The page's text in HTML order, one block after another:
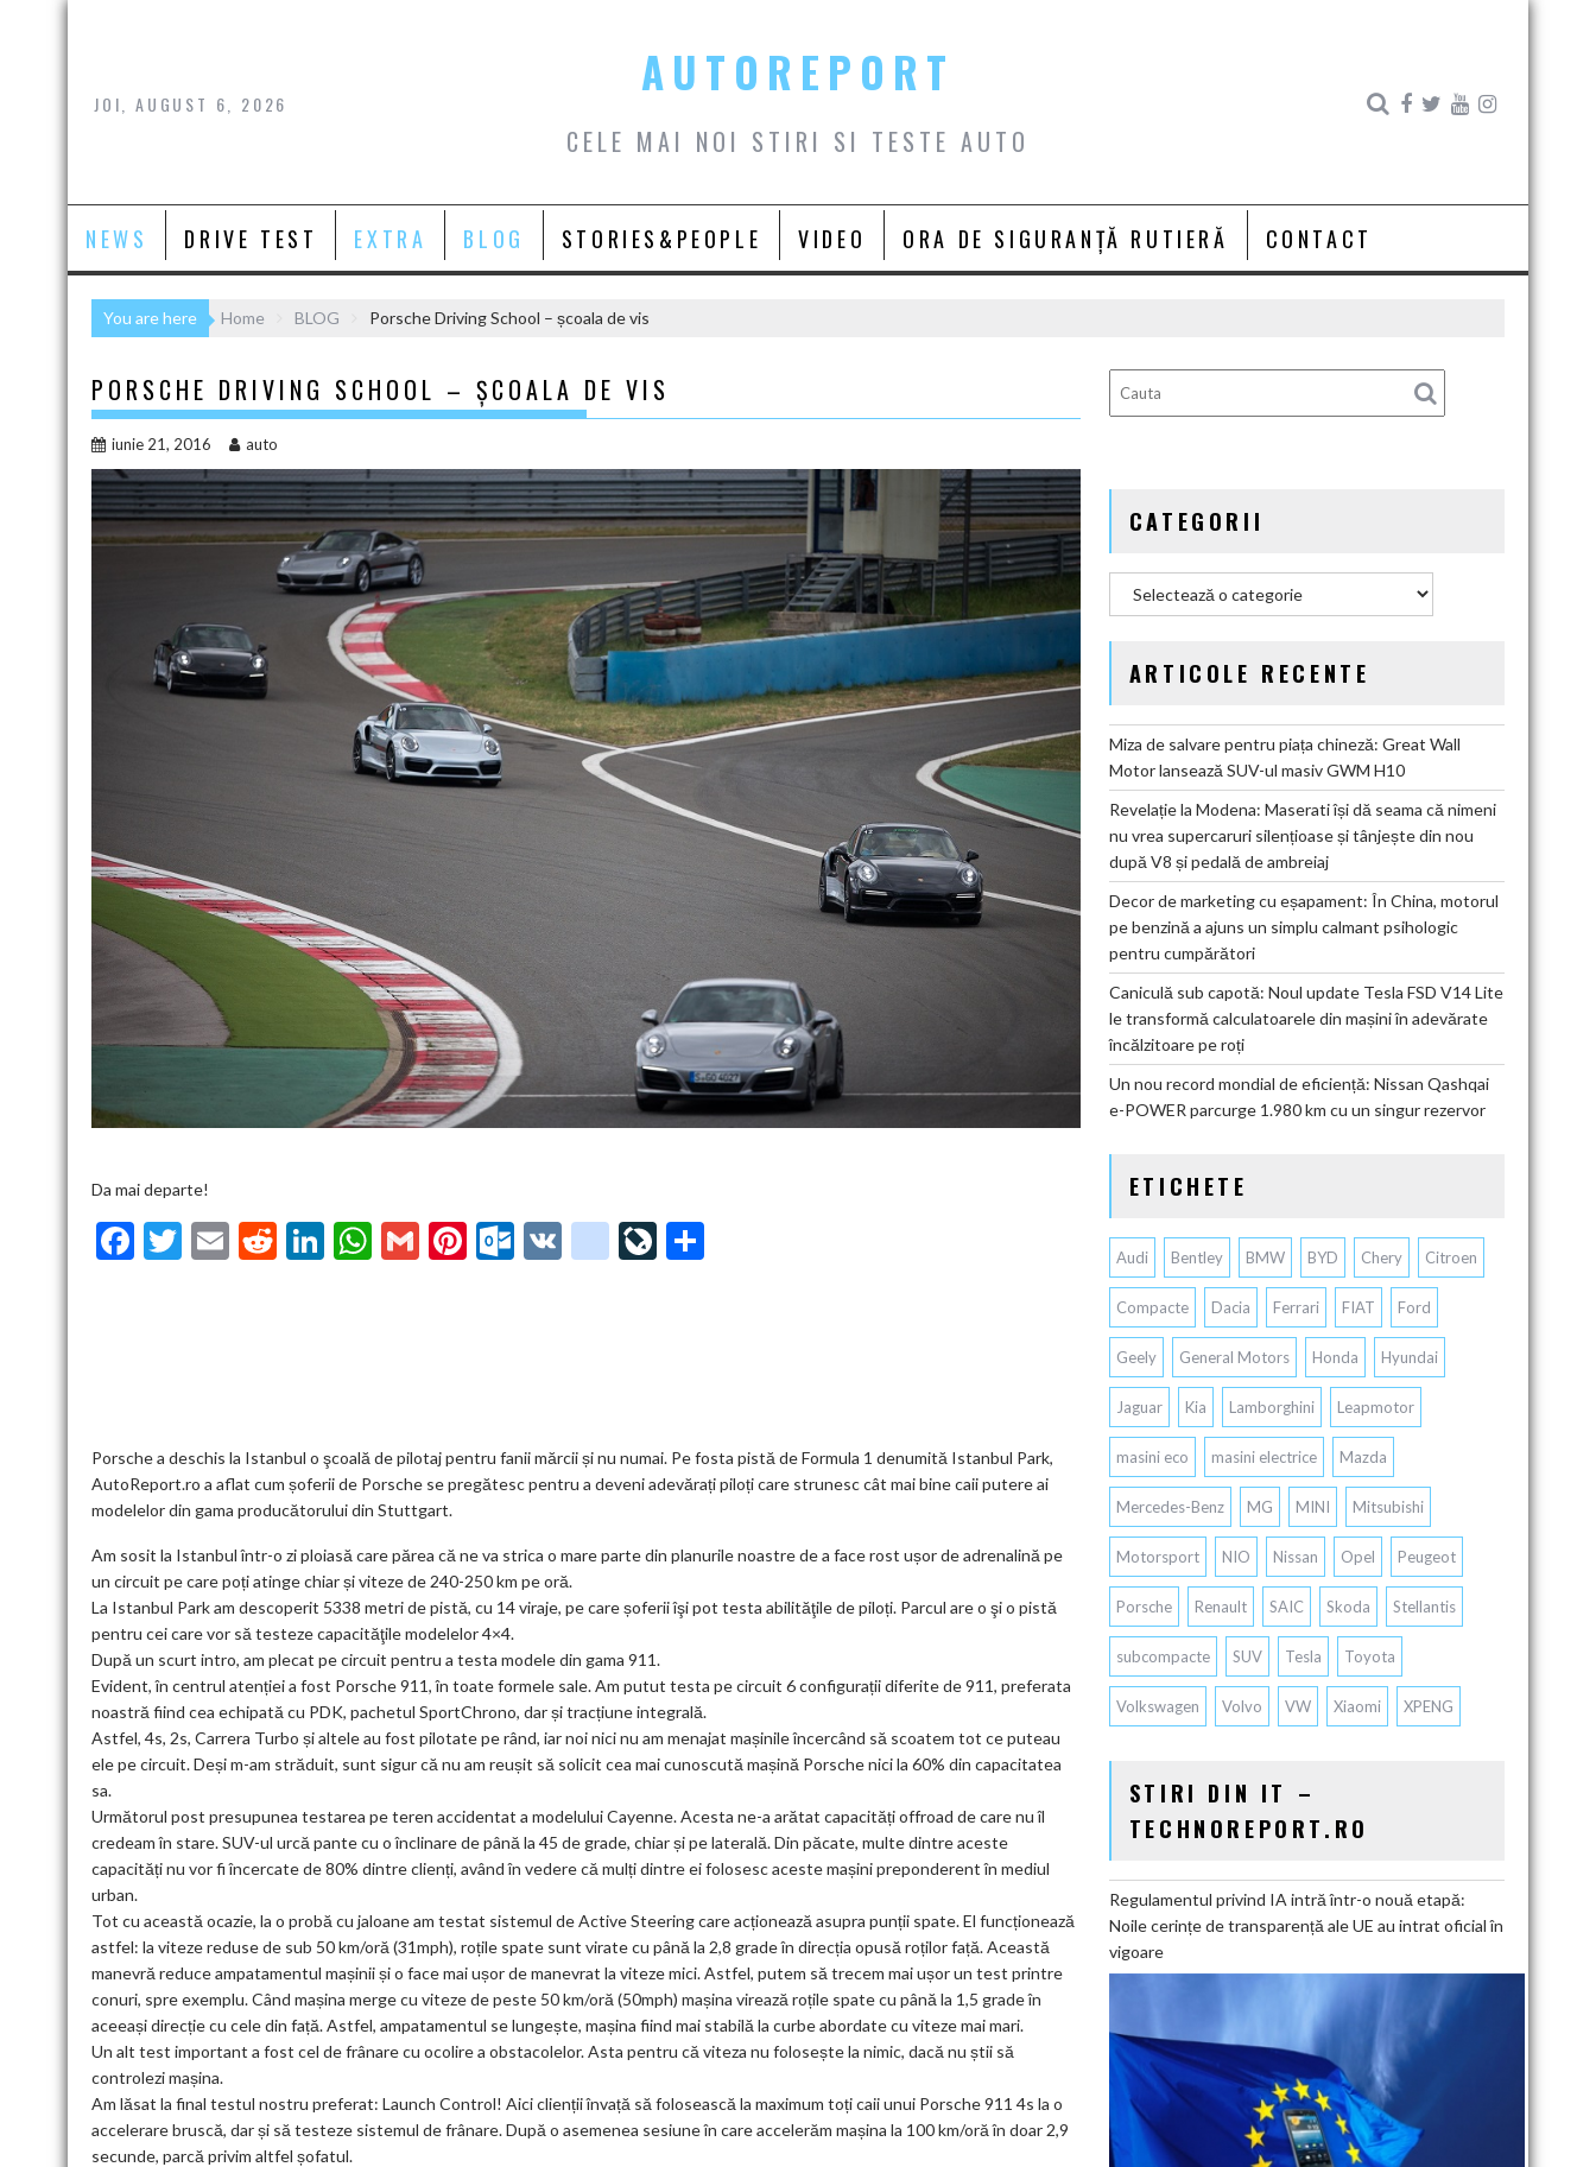
Skip
JOI, AUGUST 6, 2026
AUTOREPORT
CELE MAI NOI STIRI SI TESTE AUTO
NEWS DRIVE TEST EXTRA BLOG STORIES&PEOPLE VIDEO ORA DE SIGURANȚĂ RUTIERĂ CONTACT
You are here Home BLOG Porsche Driving School – școala de vis
PORSCHE DRIVING SCHOOL – ȘCOALA DE VIS
iunie 21, 2016 auto
Da mai departe!
F
k
T
E
R
Li W
p
G
Pi O
m
V
g
o
o
k
ar
ks
Li
Porsche a deschis la Istanbul o şcoală de pilotaj pentru fanii mărcii și nu numai. Pe fosta pistă de Formula 1 denumită Istanbul Park,
AutoReport.ro a aflat cum șoferii de Porsche se pregătesc pentru a deveni adevărați piloți care strunesc cât mai bine caii putere ai
modelelor din gama producătorului din Stuttgart.
Am sosit la Istanbul într-o zi ploiasă care părea că ne va strica o mare parte din planurile noastre de a face rost ușor de adrenalină pe
un circuit pe care poți atinge chiar și viteze de 240-250 km pe oră.
La Istanbul Park am descoperit 5338 metri de pistă, cu 14 viraje, pe care șoferii îşi pot testa abilităţile de piloți. Parcul are o şi o pistă
pentru cei care vor să testeze capacităţile modelelor 4×4.
După un scurt intro, am plecat pe circuit pentru a testa modele din gama 911.
Evident, în centrul atenției a fost Porsche 911, în toate formele sale. Am putut testa pe circuit 6 configurații diferite de 911, preferata
noastră fiind cea echipată cu PDK, pachetul SportChrono, dar și tracțiune integrală.
Astfel, 4s, 2s, Carrera Turbo și altele au fost pilotate pe rând, iar noi nici nu am menajat mașinile încercând să scoatem tot ce puteau
ele pe circuit. Deși m-am străduit, sunt sigur că nu am reușit să solicit cea mai cunoscută mașină Porsche nici la 60% din capacitatea
sa.
Următorul post presupunea testarea pe teren accidentat a modelului Cayenne. Acesta ne-a arătat capacități offroad de care nu îl
credeam în stare. SUV-ul urcă pante cu o înclinare de până la 45 de grade, chiar și pe laterală. Din păcate, multe dintre aceste
capacități nu vor fi încercate de 80% dintre clienți, având în vedere că mulți dintre ei folosesc aceste mașini preponderent în mediul
urban.
Tot cu această ocazie, la o probă cu jaloane am testat sistemul de Active Steering care acționează asupra punții spate. El funcționează
astfel: la viteze reduse de sub 50 km/oră (31mph), roțile spate sunt virate cu până la 2,8 grade în direcția opusă roților față. Această
manevră reduce ampatamentul mașinii și o face mai ușor de manevrat la viteze mici. Astfel, putem să trecem mai ușor un test printre
conuri, spre exemplu. Când mașina merge cu viteze de peste 50 km/oră (50mph) mașina virează roțile spate cu până la 1,5 grade în
aceeași direcție cu cele din față. Astfel, ampatamentul se lungește, mașina fiind mai stabilă la curbe abordate cu viteze mai mari.
Un alt test important a fost cel de frânare cu ocolire a obstacolelor. Asta pentru că viteza nu folosește la nimic, dacă nu știi să
controlezi mașina.
Am lăsat la final testul nostru preferat: Launch Control! Aici clienții învață să folosească la maximum toți caii unui Porsche 911 4s la o
accelerare bruscă, dar și să testeze sistemul de frânare. După o asemenea sesiune în care accelerăm mașina la 100 km/oră în doar 2,9
secunde, parcă privim altfel șofatul.
CATEGORII
ARTICOLE RECENTE
Miza de salvare pentru piața chineză: Great Wall
Motor lansează SUV-ul masiv GWM H10
Revelație la Modena: Maserati își dă seama că nimeni
nu vrea supercaruri silențioase și tânjește din nou
după V8 și pedală de ambreiaj
Decor de marketing cu eșapament: În China, motorul
pe benzină a ajuns un simplu calmant psihologic
pentru cumpărători
Caniculă sub capotă: Noul update Tesla FSD V14 Lite
le transformă calculatoarele din mașini în adevărate
încălzitoare pe roți
Un nou record mondial de eficiență: Nissan Qashqai
e-POWER parcurge 1.980 km cu un singur rezervor
ETICHETE
Audi Bentley BMW BYD Chery Citroen
Compacte Dacia Ferrari FIAT Ford
Geely General Motors Honda Hyundai
Jaguar Kia Lamborghini Leapmotor
masini eco masini electrice Mazda
Mercedes-Benz MG MINI Mitsubishi
Motorsport NIO Nissan Opel Peugeot
Porsche Renault SAIC Skoda Stellantis
subcompacte SUV Tesla Toyota
Volkswagen Volvo VW Xiaomi XPENG
STIRI DIN IT –
TECHNOREPORT.RO
Regulamentul privind IA intră într-o nouă etapă:
Noile cerințe de transparență ale UE au intrat oficial în
vigoare